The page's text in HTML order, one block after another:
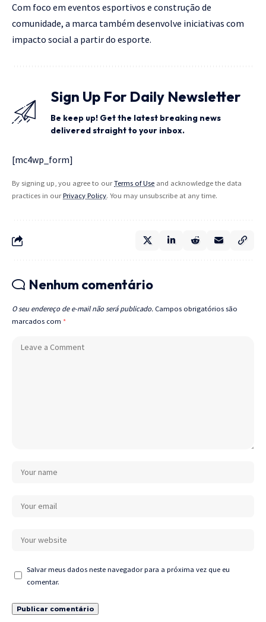
Com foco em eventos esportivos e construção de
comunidade, a marca também desenvolve iniciativas com
impacto social a partir do esporte.
Sign Up For Daily Newsletter
Be keep up! Get the latest breaking news
delivered straight to your inbox.
[mc4wp_form]
By signing up, you agree to ourTerms of Use and acknowledge the data
practices in ourPrivacy Policy. You may unsubscribe at any time.
Nenhum comentário
O seu endereço de e-mail não será publicado. Campos obrigatórios são
marcados com *
Salvar meus dados neste navegador para a próxima vez que eu
comentar.